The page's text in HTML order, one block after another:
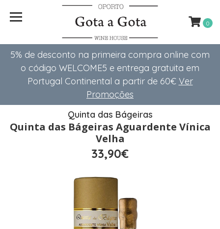
5% de desconto na primeira compra online com
o código WELCOME5 e entrega gratuita em
Portugal Continental a partir de 60€ Ver
Promoções
0
Quinta das Bágeiras
Quinta das Bágeiras Aguardente Vínica
Velha
33,90€